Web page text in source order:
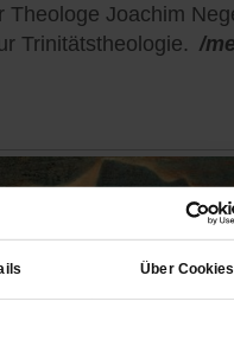
Über Cookies
Theologe Joachim
Trinitätstheologie. /